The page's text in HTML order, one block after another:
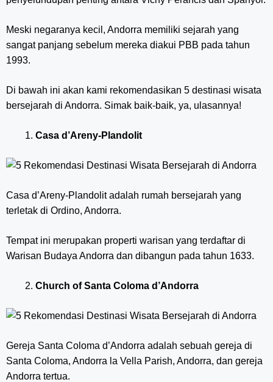
Meski negaranya kecil, Andorra memiliki sejarah yang
sangat panjang sebelum mereka diakui PBB pada tahun
1993.
Di bawah ini akan kami rekomendasikan 5 destinasi wisata
bersejarah di Andorra. Simak baik-baik, ya, ulasannya!
Casa d’Areny-Plandolit
Casa d’Areny-Plandolit adalah rumah bersejarah yang
terletak di Ordino, Andorra.
Tempat ini merupakan properti warisan yang terdaftar di
Warisan Budaya Andorra dan dibangun pada tahun 1633.
Church of Santa Coloma d’Andorra
Gereja Santa Coloma d’Andorra adalah sebuah gereja di
Santa Coloma, Andorra la Vella Parish, Andorra, dan gereja
Andorra tertua.